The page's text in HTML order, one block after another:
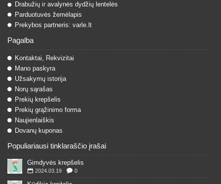
Drabužių ir avalynės dydžių lentelės
Parduotuvės žemėlapis
Prekybos partneris: varle.lt
Pagalba
Kontaktai, Rekvizitai
Mano paskyra
Užsakymų istorija
Norų sąrašas
Prekių krepšelis
Prekių grąžinimo forma
Naujienlaiškis
Dovanų kuponas
Populiariausi tinklaraščio įrašai
Gimdyvės krepšelis
2024.03.19 0